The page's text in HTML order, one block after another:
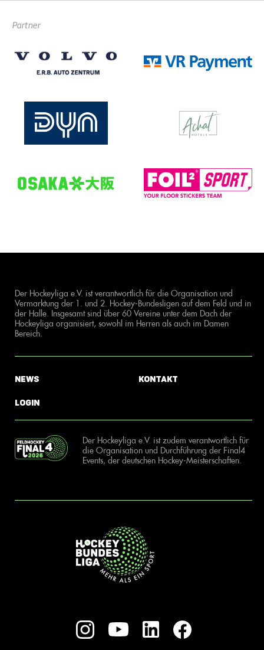
Partner
Der Hockeyliga e.V. ist verantwortlich für die Organisation und
Vermarktung der 1. und 2. Hockey-Bundesligen auf dem Feld und in
der Halle. Insgesamt sind über 60 Vereine unter dem Dach der
Hockeyliga organisiert, sowohl im Herren als auch im Damen
Bereich.
News
Login
Kontakt
Der Hockeyliga e.V. ist zudem verantwortlich für
die Organisation und Durchführung der Final4
Events, der deutschen Hockey-Meisterschaften.